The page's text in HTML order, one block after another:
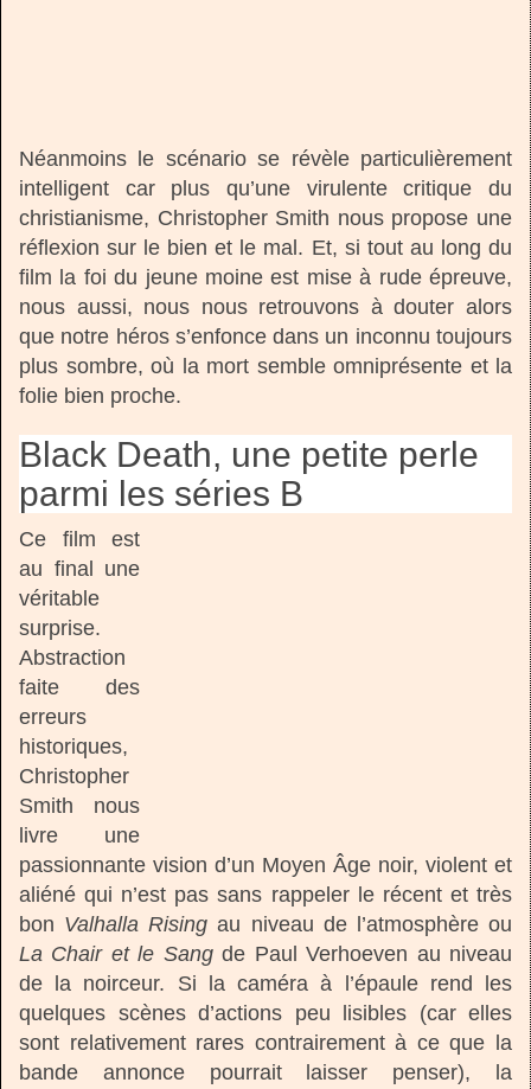
Néanmoins le scénario se révèle particulièrement
intelligent car plus qu’une virulente critique du
christianisme, Christopher Smith nous propose une
réflexion sur le bien et le mal. Et, si tout au long du
film la foi du jeune moine est mise à rude épreuve,
nous aussi, nous nous retrouvons à douter alors
que notre héros s’enfonce dans un inconnu toujours
plus sombre, où la mort semble omniprésente et la
folie bien proche.
Black Death, une petite perle
parmi les séries B
Ce film est
au final une
véritable
surprise.
Abstraction
faite des
erreurs
historiques,
Christopher
Smith nous
livre une
passionnante vision d’un Moyen Âge noir, violent et
aliéné qui n’est pas sans rappeler le récent et très
bon Valhalla Rising au niveau de l’atmosphère ou
La Chair et le Sangde Paul Verhoeven au niveau
de la noirceur. Si la caméra à l’épaule rend les
quelques scènes d’actions peu lisibles (car elles
sont relativement rares contrairement à ce que la
bande annonce pourrait laisser penser), la